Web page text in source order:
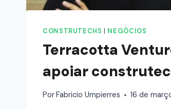
CONSTRUTECHS NEGÓCIOS
Terracotta
apoiar
PorFabricio Umpierres 16 de